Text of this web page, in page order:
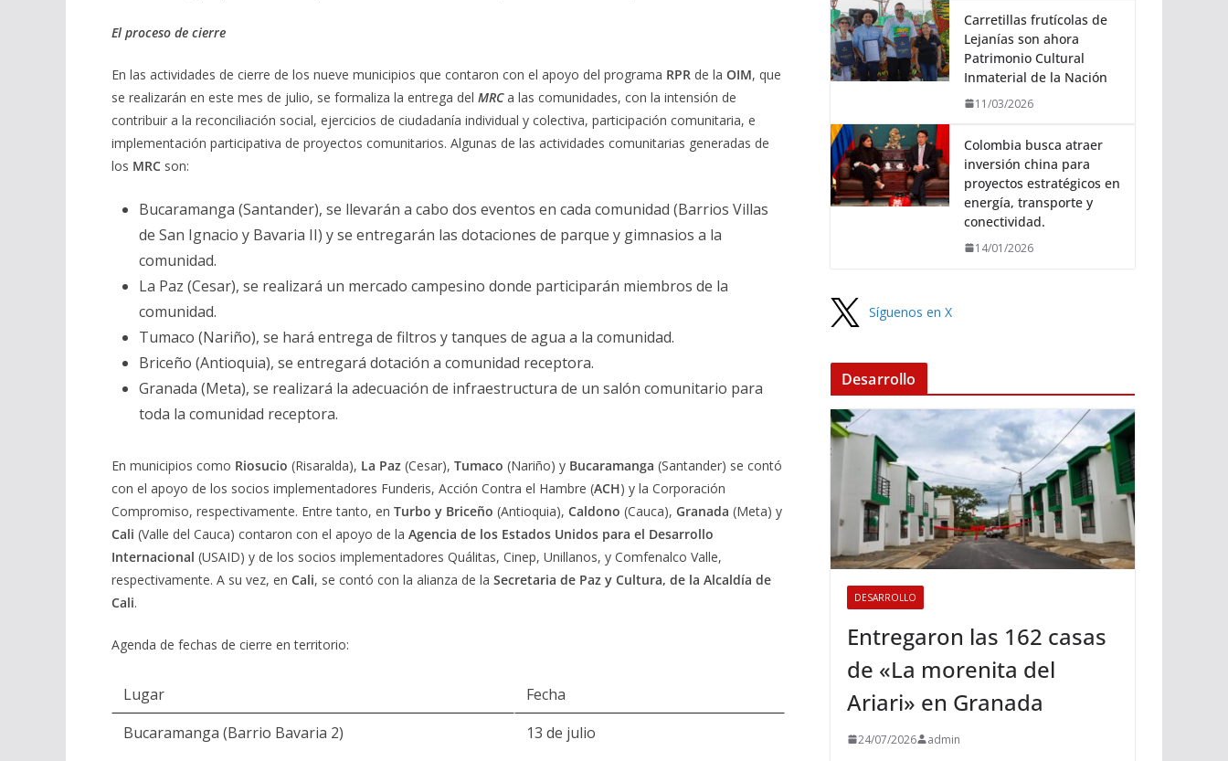
El proceso de cierre
En las actividades de cierre de los nueve municipios que contaron con el apoyo del programa RPR de la OIM, que
se realizarán en este mes de julio, se formaliza la entrega del MRC a las comunidades, con la intensión de
contribuir a la reconciliación social, ejercicios de ciudadanía individual y colectiva, participación comunitaria, e
implementación participativa de proyectos comunitarios. Algunas de las actividades comunitarias generadas de
los MRC son:
Bucaramanga (Santander), se llevarán a cabo dos eventos en cada comunidad (Barrios Villas
de San Ignacio y Bavaria II) y se entregarán las dotaciones de parque y gimnasios a la
comunidad.
La Paz (Cesar), se realizará un mercado campesino donde participarán miembros de la
comunidad.
Tumaco (Nariño), se hará entrega de filtros y tanques de agua a la comunidad.
Briceño (Antioquia), se entregará dotación a comunidad receptora.
Granada (Meta), se realizará la adecuación de infraestructura de un salón comunitario para
toda la comunidad receptora.
En municipios como Riosucio (Risaralda), La Paz (Cesar), Tumaco (Nariño) y Bucaramanga (Santander) se contó
con el apoyo de los socios implementadores Funderis, Acción Contra el Hambre (ACH) y la Corporación
Compromiso, respectivamente. Entre tanto, en Turbo y Briceño (Antioquia), Caldono (Cauca), Granada (Meta) y
Cali (Valle del Cauca) contaron con el apoyo de la Agencia de los Estados Unidos para el Desarrollo
Internacional (USAID) y de los socios implementadores Quálitas, Cinep, Unillanos, y Comfenalco Valle,
respectivamente. A su vez, en Cali, se contó con la alianza de la Secretaria de Paz y Cultura, de la Alcaldía de
Cali.
Agenda de fechas de cierre en territorio:
Lugar
Fecha
Bucaramanga (Barrio Bavaria 2)
13 de julio
Carretillas frutícolas de
Lejanías son ahora
Patrimonio Cultural
Inmaterial de la Nación
11/03/2026
Colombia busca atraer
inversión china para
proyectos estratégicos en
energía, transporte y
conectividad.
14/01/2026
Síguenos en X
Desarrollo
DESARROLLO
Entregaron las 162 casas
de «La morenita del
Ariari» en Granada
24/07/2026 admin